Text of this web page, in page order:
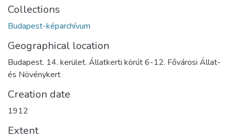
Collections
Budapest-képarchívum
Geographical location
Budapest. 14. kerület. Állatkerti körút 6-12. Fővárosi Állat-
és Növénykert
Creation date
1912
Extent